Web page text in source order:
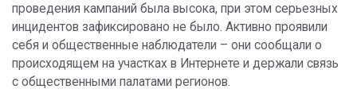
проведения кампаний была высока, при этом серьезных
инцидентов зафиксировано не было. Активно проявили
себя и общественные наблюдатели – они сообщали о
происходящем на участках в Интернете и держали связь
с общественными палатами регионов.